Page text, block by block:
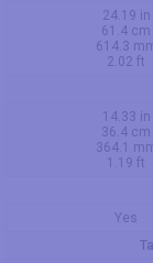
24.19 in
61.4 cm
614.3
2.02 ft
14.33 in
36.4 cm
364.1
1.19 ft
Yes